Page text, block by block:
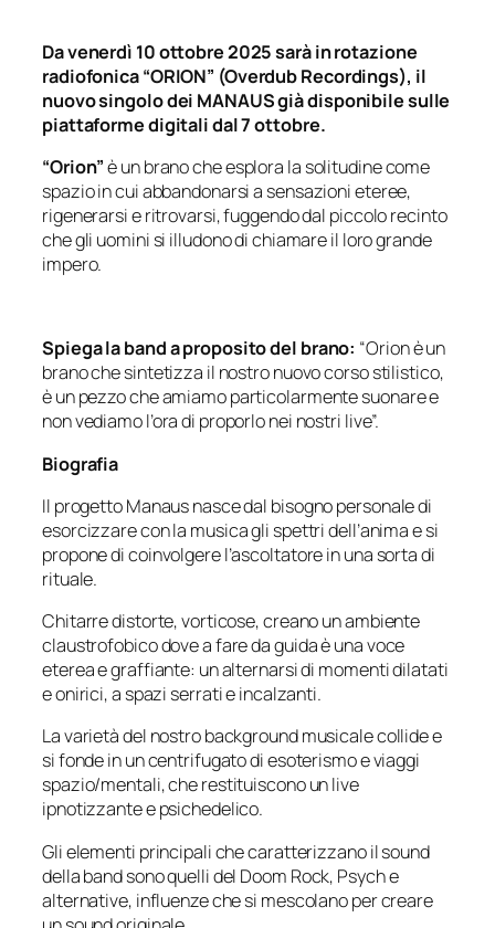
Da venerdì 10 ottobre 2025 sarà in rotazione
radiofonica “ORION” (Overdub Recordings), il
nuovo singolo dei MANAUS già disponibile sulle
piattaforme digitali dal 7 ottobre.
“Orion”è un brano che esplora la solitudine come
spazio in cui abbandonarsi a sensazioni eteree,
rigenerarsi e ritrovarsi, fuggendo dal piccolo recinto
che gli uomini si illudono di chiamare il loro grande
impero.
Spiega la band a proposito del brano: “Orion è un
brano che sintetizza il nostro nuovo corso stilistico,
è un pezzo che amiamo particolarmente suonare e
non vediamo l’ora di proporlo nei nostri live”.
Biografia
Il progetto Manaus nasce dal bisogno personale di
esorcizzare con la musica gli spettri dell’anima e si
propone di coinvolgere l’ascoltatore in una sorta di
rituale.
Chitarre distorte, vorticose, creano un ambiente
claustrofobico dove a fare da guida è una voce
eterea e graffiante: un alternarsi di momenti dilatati
e onirici, a spazi serrati e incalzanti.
La varietà del nostro background musicale collide e
si fonde in un centrifugato di esoterismo e viaggi
spazio/mentali, che restituiscono un live
ipnotizzante e psichedelico.
Gli elementi principali che caratterizzano il sound
della band sono quelli del Doom Rock, Psych e
alternative, influenze che si mescolano per creare